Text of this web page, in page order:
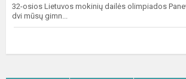
32-osios Lietuvos mokinių dailės olimpiados
dvi mūsų gimn...